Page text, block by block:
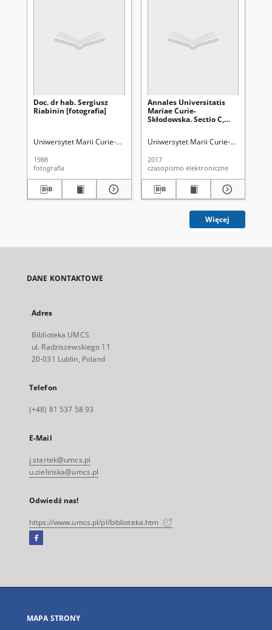
Doc. dr hab. Sergiusz
Riabinin [fotografia]
Uniwersytet Marii Curie-Skłodowskiej (Lublin) Lorkiewicz, Zbigniew
1988
fotografia
Annales Universitatis
Mariae Curie-
Skłodowska. Sectio C,
Uniwersytet Marii Curie-
2017
czasopismo elektroniczne
Więcej
DANE KONTAKTOWE
Adres
Biblioteka UMCS
ul. Radziszewskiego 11
20-031 Lublin, Poland
Telefon
(+48) 81 537 58 93
E-Mail
j.startek@umcs.pl
u.zielinska@umcs.pl
Odwiedź nas!
https://www.umcs.pl/pl/biblioteka.htm
Facebook
się
karcie
MAPA STRONY